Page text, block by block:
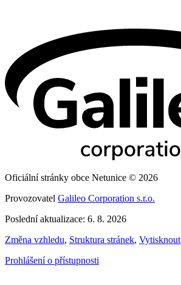
Oficiální stránky obce Netunice © 2026
Provozovatel Galileo Corporation s.r.o.
Poslední aktualizace: 6. 8. 2026
Změna vzhledu, Struktura stránek, Vytisknout
Prohlášení o přístupnosti